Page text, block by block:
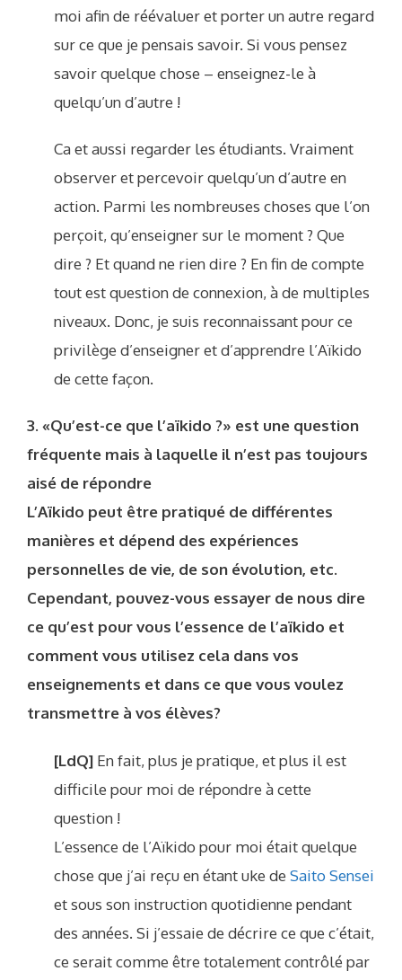
moi afin de réévaluer et porter un autre regard
sur ce que je pensais savoir. Si vous pensez
savoir quelque chose – enseignez-le à
quelqu’un d’autre !
Ca et aussi regarder les étudiants. Vraiment
observer et percevoir quelqu’un d’autre en
action. Parmi les nombreuses choses que l’on
perçoit, qu’enseigner sur le moment ? Que
dire ? Et quand ne rien dire ? En fin de compte
tout est question de connexion, à de multiples
niveaux. Donc, je suis reconnaissant pour ce
privilège d’enseigner et d’apprendre l’Aïkido
de cette façon.
3. «Qu’est-ce que l’aïkido ?» est une question
fréquente mais à laquelle il n’est pas toujours
aisé de répondre
L’Aïkido peut être pratiqué de différentes
manières et dépend des expériences
personnelles de vie, de son évolution, etc.
Cependant, pouvez-vous essayer de nous dire
ce qu’est pour vous l’essence de l’aïkido et
comment vous utilisez cela dans vos
enseignements et dans ce que vous voulez
transmettre à vos élèves?
[LdQ] En fait, plus je pratique, et plus il est
difficile pour moi de répondre à cette
question !
L’essence de l’Aïkido pour moi était quelque
chose que j’ai reçu en étant uke de Saito Sensei
et sous son instruction quotidienne pendant
des années. Si j’essaie de décrire ce que c’était,
ce serait comme être totalement contrôlé par